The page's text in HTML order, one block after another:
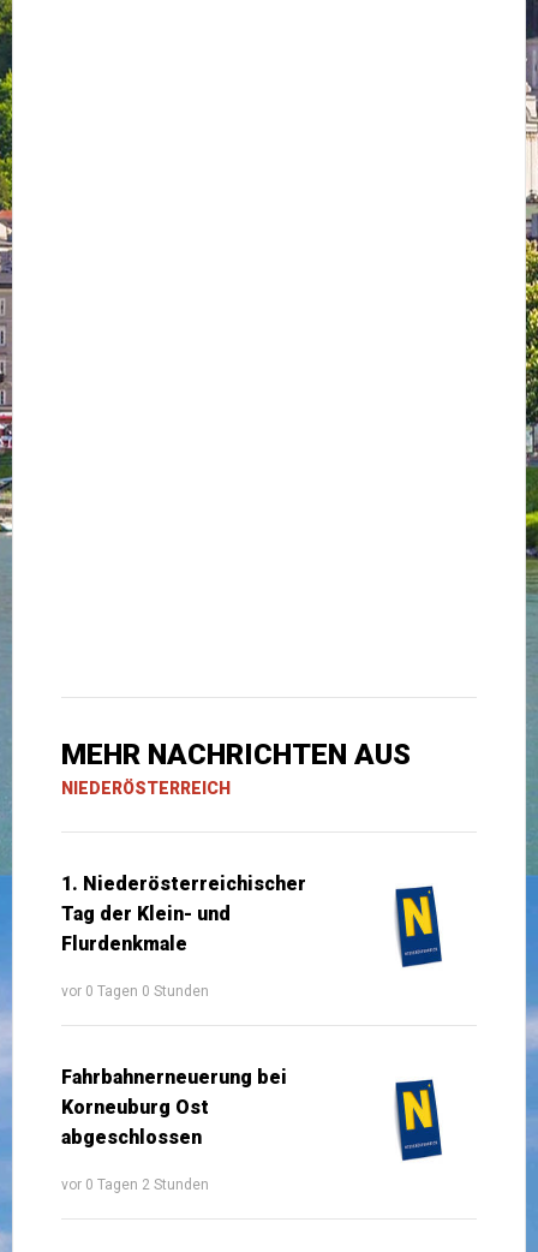
MEHR NACHRICHTEN AUS
NIEDERÖSTERREICH
1. Niederösterreichischer
Tag der Klein- und
Flurdenkmale
vor 0 Tagen 0 Stunden
Fahrbahnerneuerung bei
Korneuburg Ost
abgeschlossen
vor 0 Tagen 2 Stunden